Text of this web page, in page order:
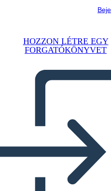
HOZZON LÉTRE EGY
FORGATÓKÖNYVET